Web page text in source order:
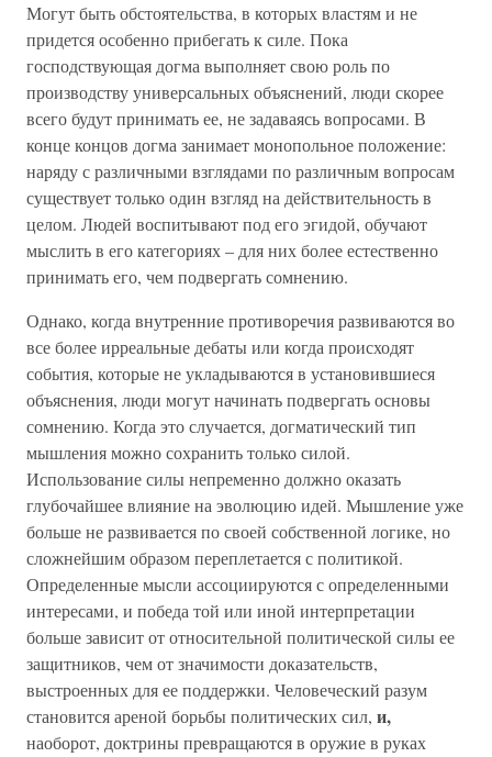
Могут быть обстоятельства, в которых властям и не
придется особенно прибегать к силе. Пока
господствующая догма выполняет свою роль по
производству универсальных объяснений, люди скорее
всего будут принимать ее, не задаваясь вопросами. В
конце концов догма занимает монопольное положение:
наряду с различными взглядами по различным вопросам
существует только один взгляд на действительность в
целом. Людей воспитывают под его эгидой, обучают
мыслить в его категориях – для них более естественно
принимать его, чем подвергать сомнению.
Однако, когда внутренние противоречия развиваются во
все более ирреальные дебаты или когда происходят
события, которые не укладываются в установившиеся
объяснения, люди могут начинать подвергать основы
сомнению. Когда это случается, догматический тип
мышления можно сохранить только силой.
Использование силы непременно должно оказать
глубочайшее влияние на эволюцию идей. Мышление уже
больше не развивается по своей собственной логике, но
сложнейшим образом переплетается с политикой.
Определенные мысли ассоциируются с определенными
интересами, и победа той или иной интерпретации
больше зависит от относительной политической силы ее
защитников, чем от значимости доказательств,
выстроенных для ее поддержки. Человеческий разум
становится ареной борьбы политических сил, и,
наоборот, доктрины превращаются в оружие в руках